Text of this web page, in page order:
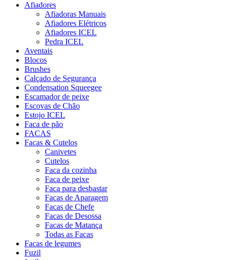
Afiadores
Afiadoras Manuais
Afiadores Elétricos
Afiadores ICEL
Pedra ICEL
Aventais
Blocos
Brushes
Calçado de Segurança
Condensation Squeegee
Escamador de peixe
Escovas de Chão
Estojo ICEL
Faca de pão
FACAS
Facas & Cutelos
Canivetes
Cutelos
Faca da cozinha
Faca de peixe
Faca para desbastar
Facas de Aparagem
Facas de Chefe
Facas de Desossa
Facas de Matança
Todas as Facas
Facas de legumes
Fuzil